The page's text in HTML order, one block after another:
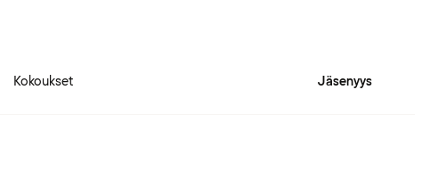
Kokoukset Jäsenyys